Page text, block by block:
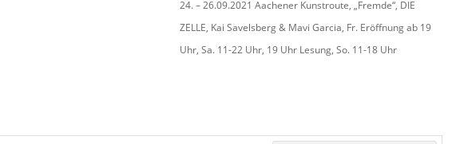
24. – 26.09.2021 Aachener Kunstroute, „Fremde“, DIE
ZELLE, Kai Savelsberg & Mavi Garcia, Fr. Eröffnung ab 19
Uhr, Sa. 11-22 Uhr, 19 Uhr Lesung, So. 11-18 Uhr